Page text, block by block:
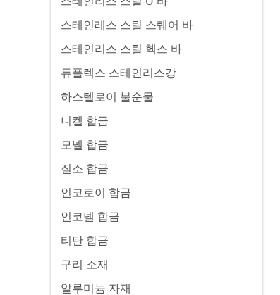
스테인레스 스틸 스퀘어 바
스테인리스 스틸 헥스 바
듀플렉스 스테인리스강
하스텔로이 불순물
니켈 합금
모넬 합금
질소 합금
인코로이 합금
인코넬 합금
티탄 합금
구리 소재
알루미늄 자재